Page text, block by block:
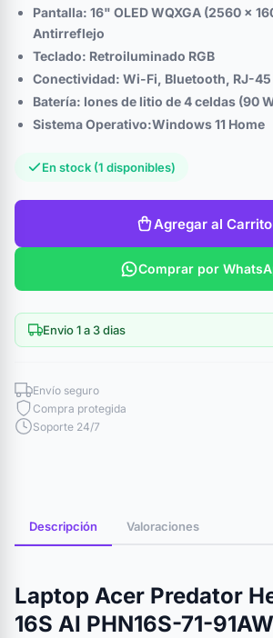
Pantalla: 16" OLED WQXGA (2560 x
Antirreflejo
Teclado: Retroiluminado RGB
Conectividad: Wi-Fi, Bluetooth, RJ-45
Batería: Iones de litio de 4 celdas (90
Sistema Operativo:Windows 11 Home
En stock (1 disponibles)
Agregar al Carrito
Comprar por
Envio 1 a 3 dias
Envío seguro
Compra protegida
Soporte 24/7
Descripción Valoraciones
Laptop Acer Predator
16S AI PHN16S-71-